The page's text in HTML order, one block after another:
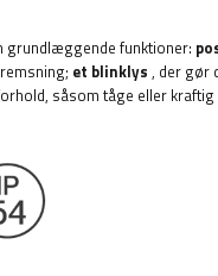
grundlæggende funktioner:
et blinklys , der gør
såsom tåge eller